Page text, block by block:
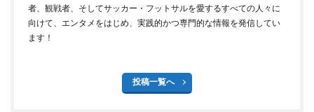
者、観戦者、そしてサッカー・フットサルを愛するすべての人々に
向けて、エンタメをはじめ、実践的かつ専門的な情報を発信してい
ます！
投稿一覧へ